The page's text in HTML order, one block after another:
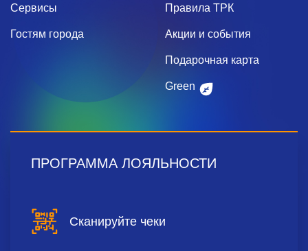
Сервисы
Гостям города
Правила ТРК
Акции и события
Подарочная карта
Green
ПРОГРАММА ЛОЯЛЬНОСТИ
Сканируйте чеки